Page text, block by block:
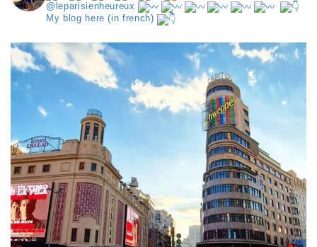
@leparisienheureux
My blog here (in french)